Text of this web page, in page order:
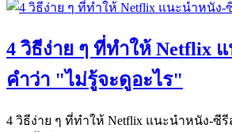
4 วิธีง่าย ๆ ที่ทำให้ Netflix
คำว่า "ไม่รู้จะดูอะไร"
4 วิธีง่าย ๆ ที่ทำให้ Netflix แนะนำหนัง-ซี